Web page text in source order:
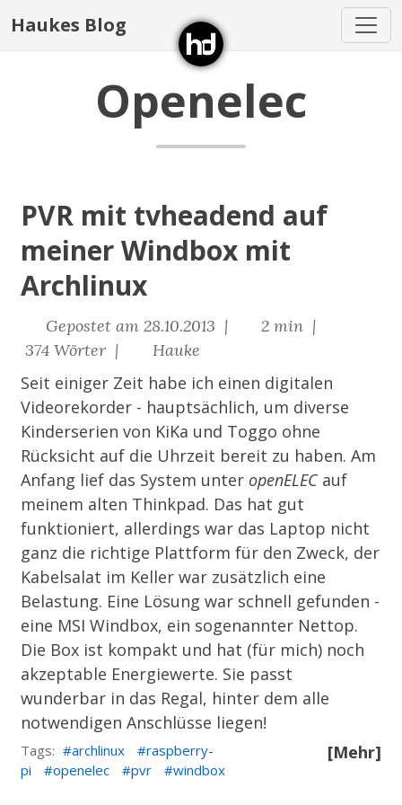
Haukes Blog
Openelec
PVR mit tvheadend auf
meiner Windbox mit
Archlinux
Gepostet am 28.10.2013 |
2 min |
374 Wörter |
Hauke
Seit einiger Zeit habe ich einen digitalen
Videorekorder - hauptsächlich, um diverse
Kinderserien von KiKa und Toggo ohne
Rücksicht auf die Uhrzeit bereit zu haben. Am
Anfang lief das System unter openELEC auf
meinem alten Thinkpad. Das hat gut
funktioniert, allerdings war das Laptop nicht
ganz die richtige Plattform für den Zweck, der
Kabelsalat im Keller war zusätzlich eine
Belastung. Eine Lösung war schnell gefunden -
eine MSI Windbox, ein sogenannter Nettop.
Die Box ist kompakt und hat (für mich) noch
akzeptable Energiewerte. Sie passt
wunderbar in das Regal, hinter dem alle
notwendigen Anschlüsse liegen!
[Mehr]
Tags: archlinux
raspberry-
pi
openelec pvr windbox